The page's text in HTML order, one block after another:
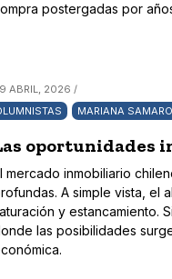
postergadas por
ABRIL, 2026 /
MARIANA
oportunidades
mercado inmobiliario
A simple vista, el
y estancamiento.
las posibilidades